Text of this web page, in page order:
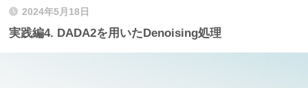
2024年5月18日
実践編4. DADA2を用いたDenoising処理